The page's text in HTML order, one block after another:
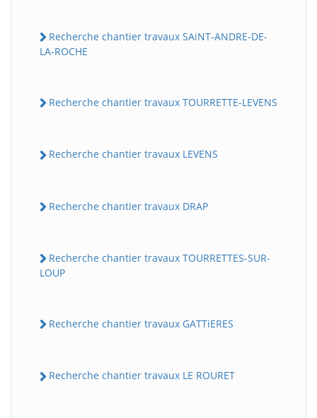
Recherche chantier travaux SAiNT-ANDRE-DE-
LA-ROCHE
Recherche chantier travaux TOURRETTE-LEVENS
Recherche chantier travaux LEVENS
Recherche chantier travaux DRAP
Recherche chantier travaux TOURRETTES-SUR-
LOUP
Recherche chantier travaux GATTiERES
Recherche chantier travaux LE ROURET